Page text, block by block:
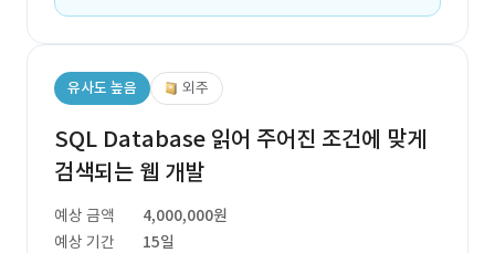
유사도 높음 외주
SQL Database 읽어 주어진 조건에 맞게
검색되는 웹 개발
예상 금액
4,000,000원
예상 기간
15일